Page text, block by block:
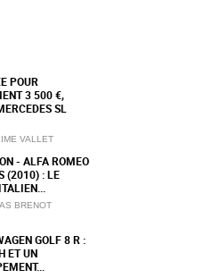
POUR
3 500 €,
SL
VALLET
- ALFA ROMEO
(2010) : LE
BRENOT
GOLF 8 R :
ET UN